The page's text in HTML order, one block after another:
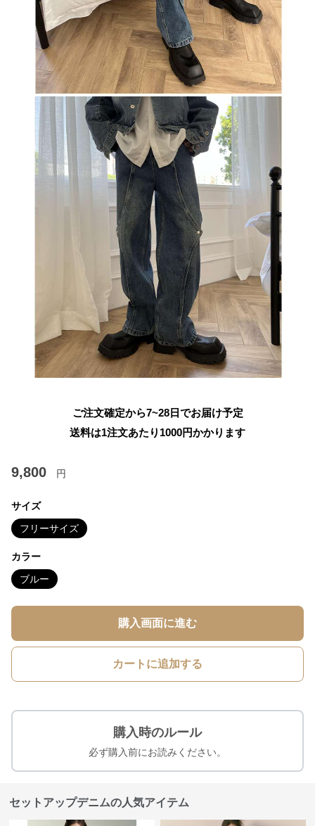
ご注文確定から7~28日でお届け予定
送料は1注文あたり 1000円かかります
9,800 円
サイズ
フリーサイズ
カラー
ブルー
購入画面に進む
カートに追加する
購入時のルール
必ず購入前にお読みください。
セットアップデニムの人気アイテム